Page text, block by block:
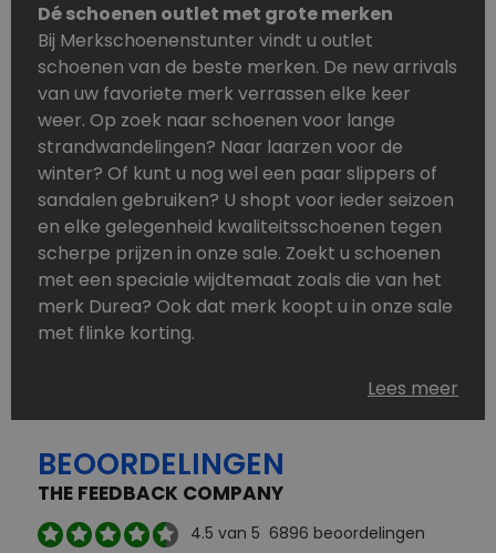
Dé schoenen outlet met grote merken
Bij Merkschoenenstunter vindt u outlet
schoenen van de beste merken. De new arrivals
van uw favoriete merk verrassen elke keer
weer. Op zoek naar schoenen voor lange
strandwandelingen? Naar laarzen voor de
winter? Of kunt u nog wel een paar slippers of
sandalen gebruiken? U shopt voor ieder seizoen
en elke gelegenheid kwaliteitsschoenen tegen
scherpe prijzen in onze sale. Zoekt u schoenen
met een speciale wijdtemaat zoals die van het
merk Durea? Ook dat merk koopt u in onze sale
met flinke korting.
Schoenen heeft u nooit genoeg. Goedkope
schoenen, maar dus wel van topmerken,
aanbod is zo compleet dat u altijd wel een
passend paar vindt.
Welke schoenmerken vindt u in onze online
Lees meer
BEOORDELINGEN
THE FEEDBACK COMPANY
4.5 van 5 6896 beoordelingen